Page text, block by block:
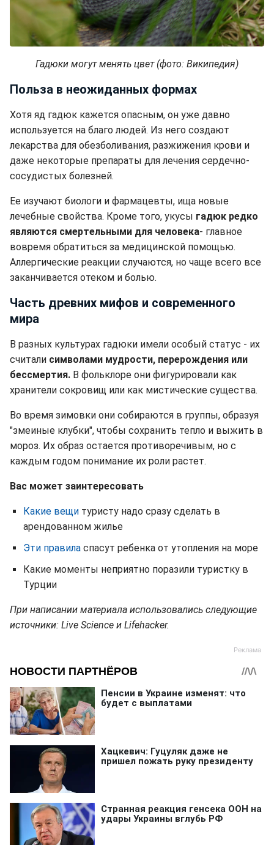
Гадюки могут менять цвет (фото: Википедия)
Польза в неожиданных формах
Хотя яд гадюк кажется опасным, он уже давно
используется на благо людей. Из него создают
лекарства для обезболивания, разжижения крови и
даже некоторые препараты для лечения сердечно-
сосудистых болезней.
Ее изучают биологи и фармацевты, ища новые
лечебные свойства. Кроме того, укусы гадюк редко
являются смертельными для человека- главное
вовремя обратиться за медицинской помощью.
Аллергические реакции случаются, но чаще всего все
заканчивается отеком и болью.
Часть древних мифов и современного
мира
В разных культурах гадюки имели особый статус - их
считали символами мудрости, перерождения или
бессмертия. В фольклоре они фигурировали как
хранители сокровищ или как мистические существа.
Во время зимовки они собираются в группы, образуя
"змеиные клубки", чтобы сохранить тепло и выжить в
мороз. Их образ остается противоречивым, но с
каждым годом понимание их роли растет.
Вас может заинтересовать
Какие вещи туристу надо сразу сделать в
арендованном жилье
Эти правила спасут ребенка от утопления на море
Какие моменты неприятно поразили туристку в
Турции
При написании материала использовались следующие
источники: Live Science и Lifehacker.